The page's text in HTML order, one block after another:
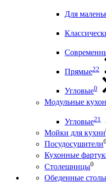
Для
Прямые22
Угловые0
Модульные
Угловые21
Мойки для кухни
Посудосушители0
Кухонные
Столешницы0
Обеденные столы